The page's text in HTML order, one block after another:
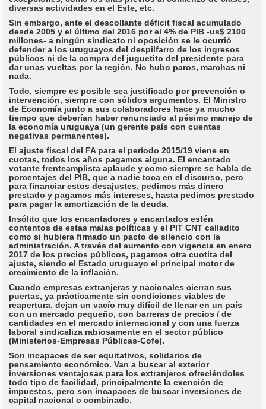
diversas actividades en el Este, etc.
Sin embargo, ante el descollante déficit fiscal acumulado
desde 2005 y el último del 2016 por el 4% de PIB -us$ 2100
millones- a ningún sindicato ni oposición se le ocurrió
defender a los uruguayos del despilfarro de los ingresos
públicos ni de la compra del juguetito del presidente para
dar unas vueltas por la región. No hubo paros, marchas ni
nada.
Todo, siempre es posible sea justificado por prevención o
intervención, siempre con sólidos argumentos. El Ministro
de Economía junto a sus colaboradores hace ya mucho
tiempo que deberían haber renunciado al pésimo manejo de
la economía uruguaya (un gerente país con cuentas
negativas permanentes).
El ajuste fiscal del FA para el período 2015/19 viene en
cuotas, todos los años pagamos alguna. El encantado
votante frenteamplista aplaude y como siempre se habla de
porcentajes del PIB, que a nadie toca en el discurso, pero
para financiar estos desajustes, pedimos más dinero
prestado y pagamos más intereses, hasta pedimos prestado
para pagar la amortización de la deuda.
Insólito que los encantadores y encantados estén
contentos de estas malas políticas y el PIT CNT calladito
como si hubiera firmado un pacto de silencio con la
administración. A través del aumento con vigencia en enero
2017 de los precios públicos, pagamos otra cuotita del
ajuste, siendo el Estado uruguayo el principal motor de
crecimiento de la inflación.
Cuando empresas extranjeras y nacionales cierran sus
puertas, ya prácticamente sin condiciones viables de
reapertura, dejan un vacío muy difícil de llenar en un país
con un mercado pequeño, con barreras de precios / de
cantidades en el mercado internacional y con una fuerza
laboral sindicaliza rabiosamente en el sector público
(Ministerios-Empresas Públicas-Cofe).
Son incapaces de ser equitativos, solidarios de
pensamiento económico. Van a buscar al exterior
inversiones ventajosas para los extranjeros ofreciéndoles
todo tipo de facilidad, principalmente la exención de
impuestos, pero son incapaces de buscar inversiones de
capital nacional o combinado.